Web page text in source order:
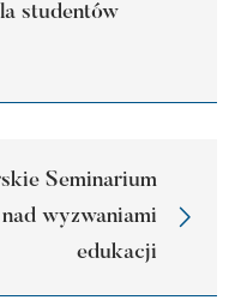
studentów
Seminarium
wyzwaniami
edukacji